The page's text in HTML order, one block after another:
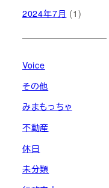
2024年7月 (1)
Voice
その他
みまもっちゃ
不動産
休日
未分類